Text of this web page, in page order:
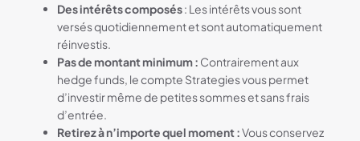
Des intérêts composés: Les intérêts vous sont
versés quotidiennement et sont automatiquement
réinvestis.
Pas de montant minimum : Contrairement aux
hedge funds, le compte Strategies vous permet
d’investir même de petites sommes et sans frais
d’entrée.
Retirez à n’importe quel moment :Vous conservez